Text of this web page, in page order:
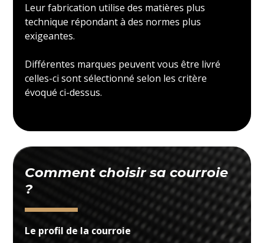
Leur fabrication utilise des matières plus
technique répondant à des normes plus
exigeantes.
Différentes marques peuvent vous être livré
celles-ci sont sélectionné selon les critère
évoqué ci-dessus.
Comment choisir sa courroie
?
Le profil de la courroie